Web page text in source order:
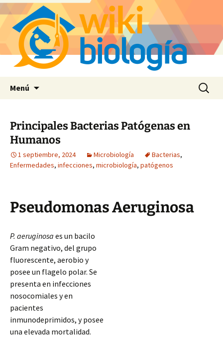
Menú Buscar:
Principales Bacterias Patógenas en
Humanos
1 septiembre, 2024 Microbiología Bacterias,
Enfermedades, infecciones, microbiología, patógenos
Pseudomonas Aeruginosa
P. aeruginosa es un bacilo
Gram negativo, del grupo
fluorescente, aerobio y
posee un flagelo polar. Se
presenta en infecciones
nosocomiales y en
pacientes
inmunodeprimidos, y posee
una elevada mortalidad.